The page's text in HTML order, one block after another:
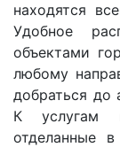
находятся
Удобное
объектами
любому
добраться до
К услугам
отделанные